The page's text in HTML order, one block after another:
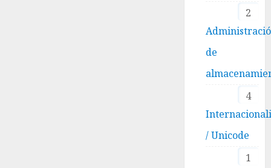
2
de
4
/ Unicode
1